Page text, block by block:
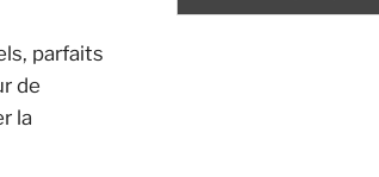
parfaits
de
la